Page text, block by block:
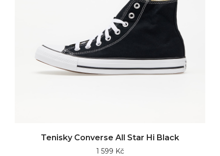
Tenisky Converse All Star Hi Black
1 599 Kč